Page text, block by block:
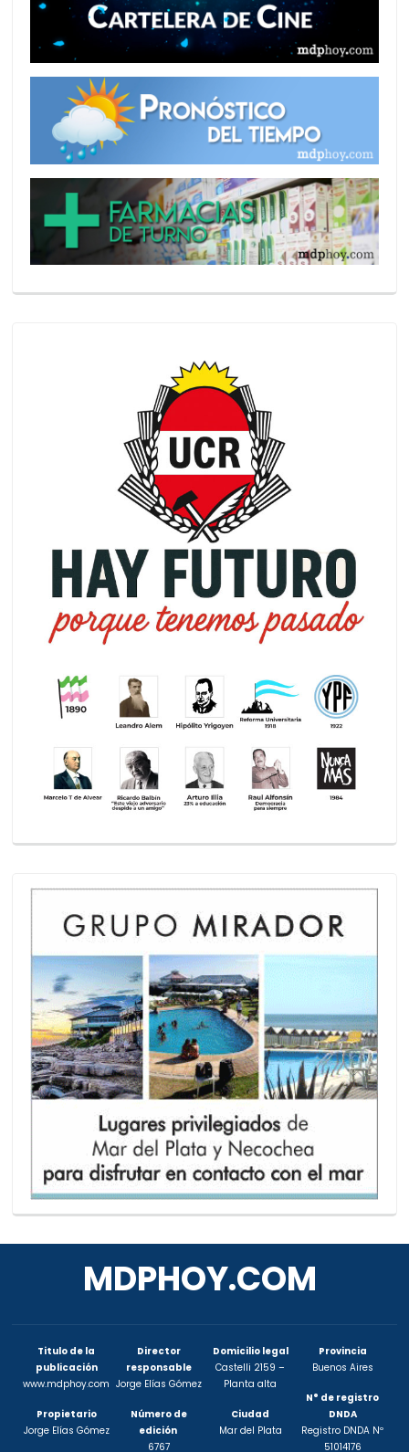
MDPHOY.COM
Titulo de la
publicación
www.mdphoy.com
Propietario
Jorge Elías Gómez
Director
responsable
Jorge Elías Gómez
Número de
edición
6767
Domicilio legal
Castelli 2159 –
Planta alta
Ciudad
Mar del Plata
Provincia
Buenos Aires
N° de registro
DNDA
Registro DNDA Nº
51014176